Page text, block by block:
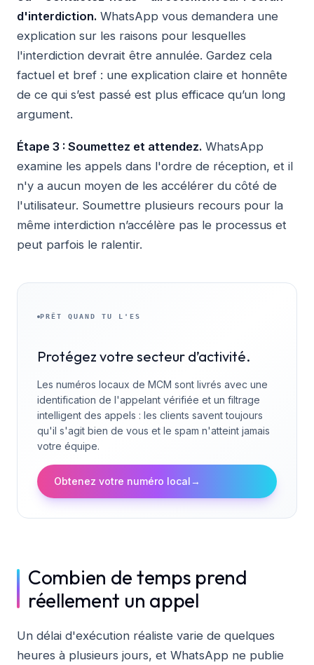
d'interdiction. WhatsApp vous demandera une
explication sur les raisons pour lesquelles
l'interdiction devrait être annulée. Gardez cela
factuel et bref : une explication claire et honnête
de ce qui s’est passé est plus efficace qu’un long
argument.
Étape 3 : Soumettez et attendez. WhatsApp
examine les appels dans l'ordre de réception, et il
n'y a aucun moyen de les accélérer du côté de
l'utilisateur. Soumettre plusieurs recours pour la
même interdiction n’accélère pas le processus et
peut parfois le ralentir.
PRÊT QUAND TU L'ES
Protégez votre secteur d’activité.
Les numéros locaux de MCM sont livrés avec une
identification de l'appelant vérifiée et un filtrage
intelligent des appels : les clients savent toujours
qu'il s'agit bien de vous et le spam n'atteint jamais
votre équipe.
Obtenez votre numéro local →
Combien de temps prend
réellement un appel
Un délai d'exécution réaliste varie de quelques
heures à plusieurs jours, et WhatsApp ne publie